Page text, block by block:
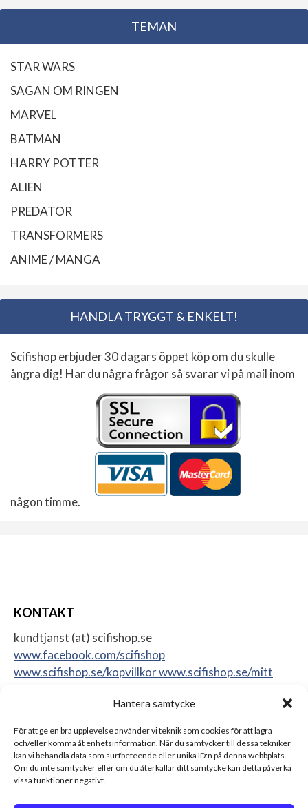
Hantera samtycke
För att ge en bra upplevelse använder vi teknik som cookies för att lagra
och/eller komma åt enhetsinformation. När du samtycker till dessa tekniker
kan vi behandla data som surfbeteende eller unika ID:n på denna webbplats.
Om du inte samtycker eller om du återkallar ditt samtycke kan detta påverka
vissa funktioner negativt.
TEMAN
STAR WARS
SAGAN OM RINGEN
MARVEL
BATMAN
HARRY POTTER
ALIEN
PREDATOR
TRANSFORMERS
ANIME / MANGA
HANDLA TRYGGT & ENKELT!
Scifishop erbjuder 30 dagars öppet köp om du skulle
ångra dig! Har du några frågor så svarar vi på mail inom
någon timme.
KONTAKT
kundtjanst (at) scifishop.se
www.facebook.com/scifishop
www.scifishop.se/kopvillkorwww.scifishop.se/mitt
konto
17562 Järfälla
Sweden